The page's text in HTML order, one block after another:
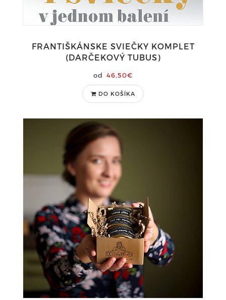
FRANTIŠKÁNSKE SVIEČKY KOMPLET
(DARČEKOVÝ TUBUS)
46,50€
DO KOŠÍKA